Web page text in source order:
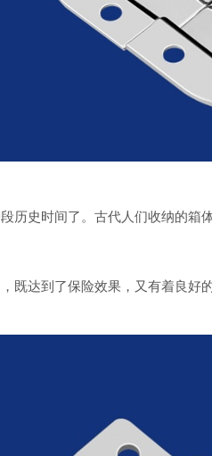
历史时间了。古代人们收纳的箱
既达到了保险效果，又有着良好